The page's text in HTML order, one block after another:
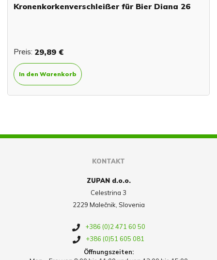
Kronenkorkenverschleißer für Bier Diana 26
Preis: 29,89 €
In den Warenkorb
KONTAKT
ZUPAN d.o.o.
Celestrina 3
2229 Malečnik, Slovenia
+386 (0)2 471 60 50
+386 (0)51 605 081
Öffnungszeiten: